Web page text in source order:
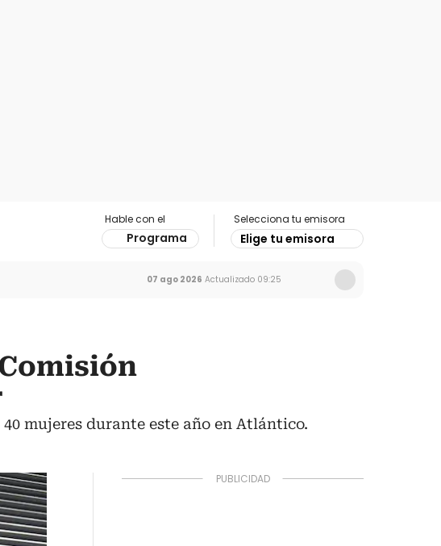
Hable con el
Programa
Selecciona tu emisora
Elige tu emisora
07 ago 2026 Actualizado 09:25
mujeres durante este año en Atlántico.